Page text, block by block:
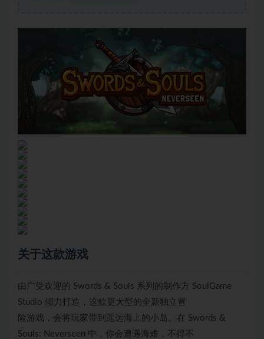
关于这款游戏
由广受欢迎的 Swords & Souls 系列的制作方 SoulGame
Studio 倾力打造，这款更大型的全新独立冒
险游戏，会将玩家带到遥远海上的小岛。在 Swords &
Souls: Neverseen 中，你会遭遇海难，不得不